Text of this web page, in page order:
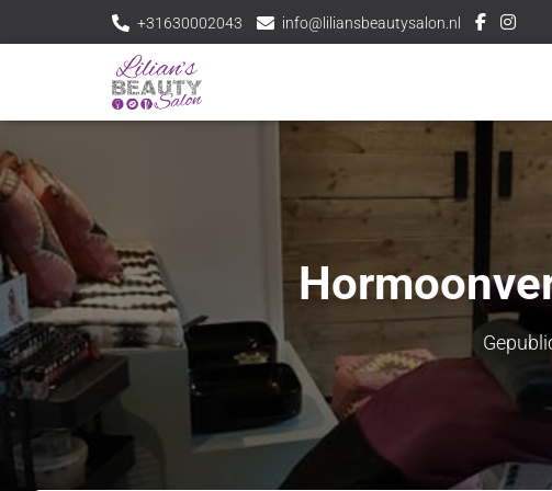
+31630002043 info@liliansbeautysalon.nl